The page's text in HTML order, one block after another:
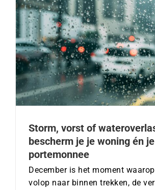
Storm, vorst of
bescherm je je woning én je
portemonnee
December is het moment
volop naar binnen trekken, de